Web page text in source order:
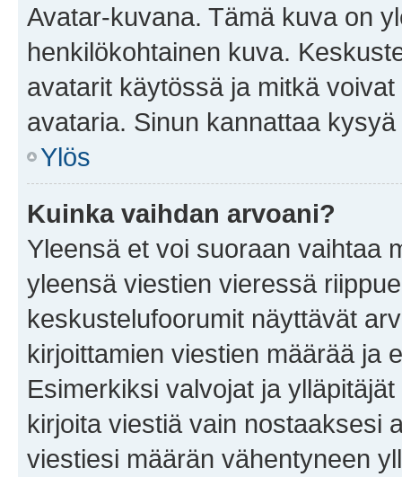
Avatar-kuvana. Tämä kuva on
henkilökohtainen kuva.
avatarit käytössä ja mitkä
avataria. Sinun kannattaa
Ylös
Kuinka vaihdan arvoani?
Yleensä et voi suoraan vaihtaa
yleensä viestien vieressä
keskustelufoorumit näyttävät
kirjoittamien viestien määrää ja
Esimerkiksi valvojat ja
kirjoita viestiä vain nostaaksesi
viestiesi määrän vähentyneen